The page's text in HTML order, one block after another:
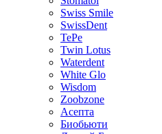
Swiss Smile
SwissDent
TePe
Twin Lotus
Waterdent
White Glo
Wisdom
Zoobzone
Асепта
Биобьюти